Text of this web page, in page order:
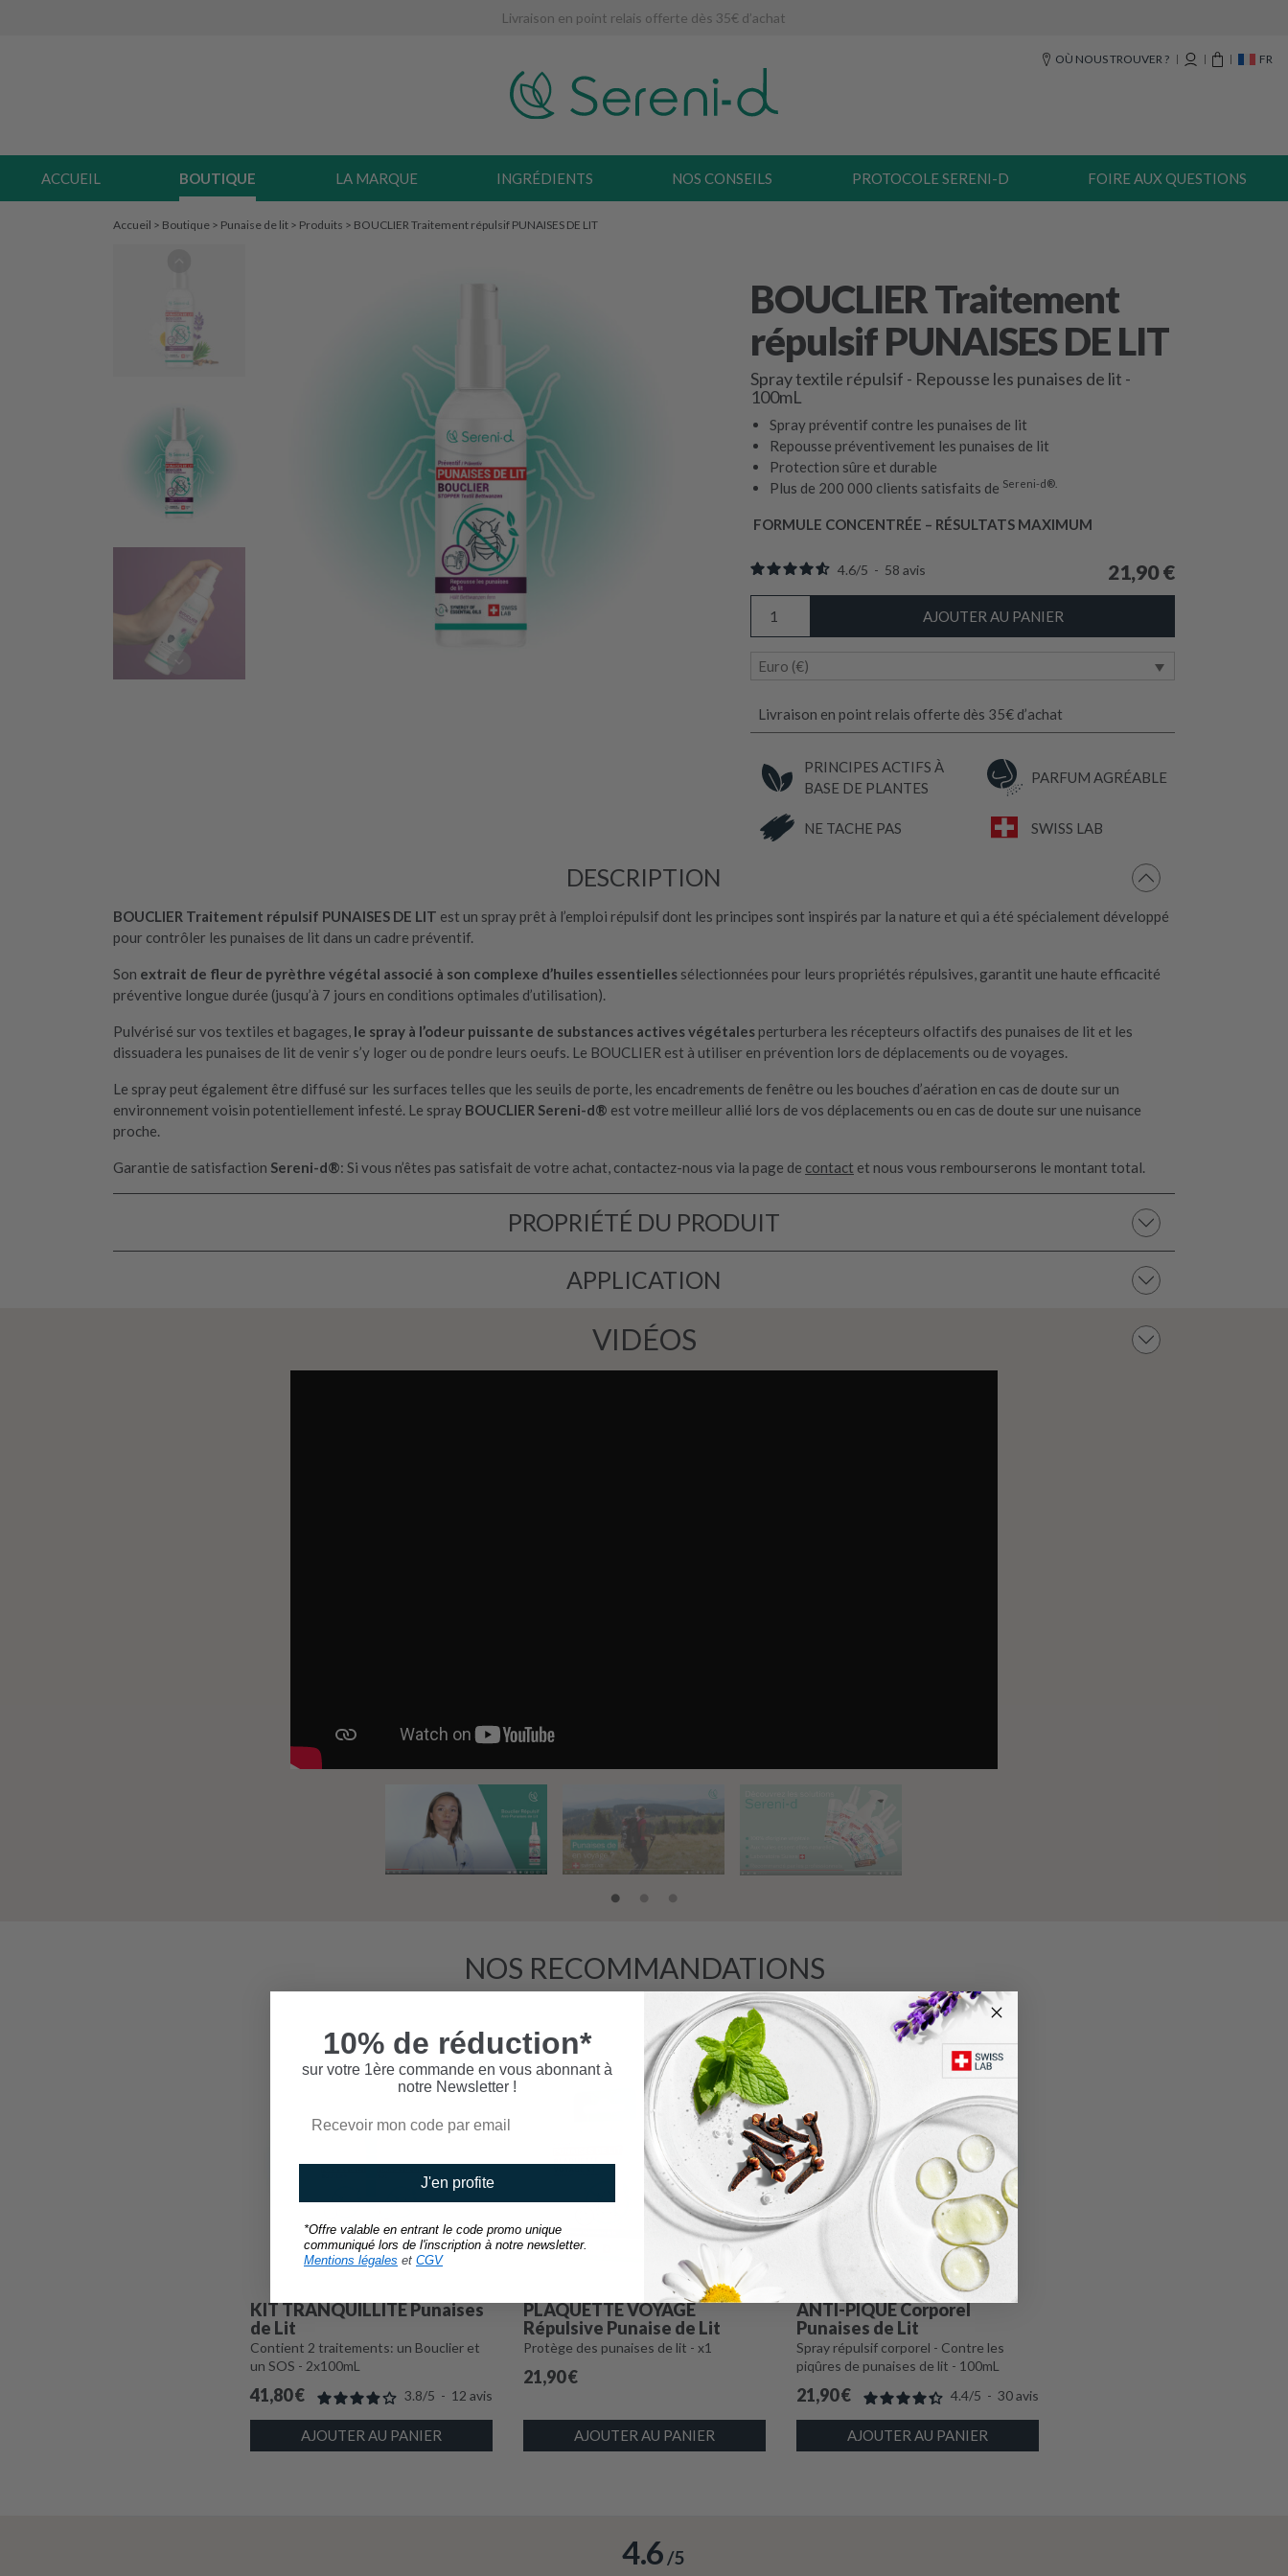
Livraison en point relais offerte dès 35€ d’achat
OÙ NOUS TROUVER ? FR
ACCUEIL BOUTIQUE LA MARQUE INGRÉDIENTS NOS CONSEILS PROTOCOLE SERENI-D FOIRE AUX QUESTIONS
Accueil > Boutique > Punaise de lit > Produits > BOUCLIER Traitement répulsif PUNAISES DE LIT
BOUCLIER Traitement
répulsif PUNAISES DE LIT
Spray textile répulsif - Repousse les punaises de lit -
100mL
Spray préventif contre les punaises de lit
Repousse préventivement les punaises de lit
Protection sûre et durable
Plus de 200 000 clients satisfaits de Sereni-d®.
FORMULE CONCENTRÉE – RÉSULTATS MAXIMUM
4.6/5 - 58 avis 21,90€
Traitement
PUNAISES
DE
AJOUTER AU PANIER
Euro (€)
Livraison en point relais offerte dès 35€ d’achat
PRINCIPES ACTIFS À
BASE DE PLANTES
PARFUM AGRÉABLE
NE TACHE PAS SWISS LAB
DESCRIPTION
BOUCLIER Traitement répulsif PUNAISES DE LIT est un spray prêt à l’emploi répulsif dont les principes sont inspirés par la nature et qui a été spécialement développé
pour contrôler les punaises de lit dans un cadre préventif.
Son extrait de fleur de pyrèthre végétal associé à son complexe d’huiles essentielles sélectionnées pour leurs propriétés répulsives, garantit une haute efficacité
préventive longue durée (jusqu’à 7 jours en conditions optimales d’utilisation).
Pulvérisé sur vos textiles et bagages, le spray à l’odeur puissante de substances actives végétales perturbera les récepteurs olfactifs des punaises de lit et les
dissuadera les punaises de lit de venir s’y loger ou de pondre leurs oeufs. Le BOUCLIER est à utiliser en prévention lors de déplacements ou de voyages.
Le spray peut également être diffusé sur les surfaces telles que les seuils de porte, les encadrements de fenêtre ou les bouches d’aération en cas de doute sur un
environnement voisin potentiellement infesté. Le spray BOUCLIER Sereni-d® est votre meilleur allié lors de vos déplacements ou en cas de doute sur une nuisance
proche.
Garantie de satisfaction Sereni-d®: Si vous n’êtes pas satisfait de votre achat, contactez-nous via la page de contact et nous vous rembourserons le montant total.
PROPRIÉTÉ DU PRODUIT
APPLICATION
VIDÉOS
NOS RECOMMANDATIONS
KIT TRANQUILLITÉ Punaises
de Lit
Contient 2 traitements: un Bouclier et
un SOS - 2x100mL
3.8/5 - 12 avis
41,80€
AJOUTER AU PANIER
PLAQUETTE VOYAGE
Répulsive Punaise de Lit
Protège des punaises de lit - x1
21,90€
AJOUTER AU PANIER
ANTI-PIQUE Corporel
Punaises de Lit
Spray répulsif corporel - Contre les
piqûres de punaises de lit - 100mL
4.4/5 - 30avis
21,90€
AJOUTER AU PANIER
4.6/5
10% de réduction*
sur votre 1ère commande en vous abonnant à
notre Newsletter !
J'en profite
*Offre valable en entrant le code promo unique
communiqué lors de l'inscription à notre newsletter.
Mentions légales et CGV